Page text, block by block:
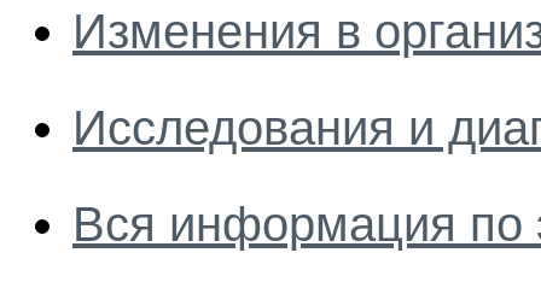
Изменения в
Исследования и
Вся информация по